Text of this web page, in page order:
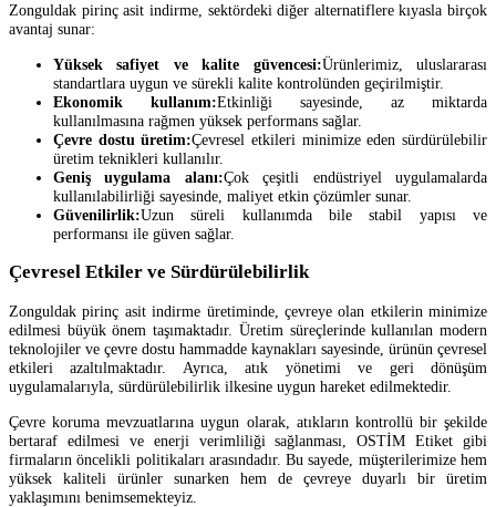
Zonguldak pirinç asit indirme, sektördeki diğer alternatiflere kıyasla birçok
avantaj sunar:
Yüksek safiyet ve kalite güvencesi:Ürünlerimiz, uluslararası
standartlara uygun ve sürekli kalite kontrolünden geçirilmiştir.
Ekonomik kullanım:Etkinliği sayesinde, az miktarda
kullanılmasına rağmen yüksek performans sağlar.
Çevre dostu üretim:Çevresel etkileri minimize eden sürdürülebilir
üretim teknikleri kullanılır.
Geniş uygulama alanı:Çok çeşitli endüstriyel uygulamalarda
kullanılabilirliği sayesinde, maliyet etkin çözümler sunar.
Güvenilirlik:Uzun süreli kullanımda bile stabil yapısı ve
performansı ile güven sağlar.
Çevresel Etkiler ve Sürdürülebilirlik
Zonguldak pirinç asit indirme üretiminde, çevreye olan etkilerin minimize
edilmesi büyük önem taşımaktadır. Üretim süreçlerinde kullanılan modern
teknolojiler ve çevre dostu hammadde kaynakları sayesinde, ürünün çevresel
etkileri azaltılmaktadır. Ayrıca, atık yönetimi ve geri dönüşüm
uygulamalarıyla, sürdürülebilirlik ilkesine uygun hareket edilmektedir.
Çevre koruma mevzuatlarına uygun olarak, atıkların kontrollü bir şekilde
bertaraf edilmesi ve enerji verimliliği sağlanması, OSTİM Etiket gibi
firmaların öncelikli politikaları arasındadır. Bu sayede, müşterilerimize hem
yüksek kaliteli ürünler sunarken hem de çevreye duyarlı bir üretim
yaklaşımını benimsemekteyiz.